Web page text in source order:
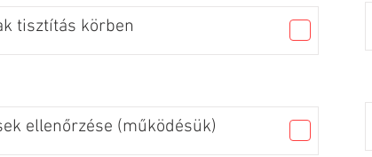
tisztítás körben
ellenőrzése (működésük)